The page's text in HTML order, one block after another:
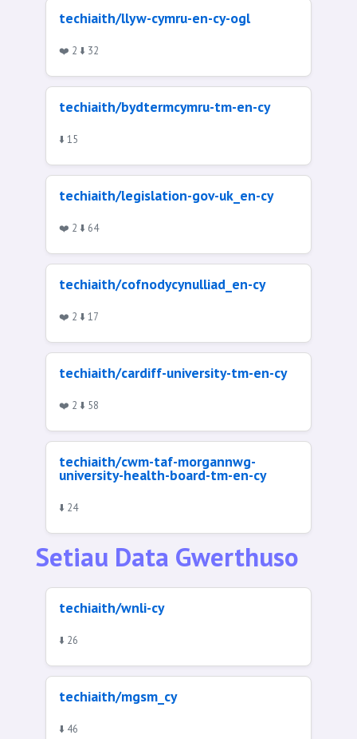
techiaith/llyw-cymru-en-cy-ogl
❤️ 2 ⬇️ 32
techiaith/bydtermcymru-tm-en-cy
⬇️ 15
techiaith/legislation-gov-uk_en-cy
❤️ 2 ⬇️ 64
techiaith/cofnodycynulliad_en-cy
❤️ 2 ⬇️ 17
techiaith/cardiff-university-tm-en-cy
❤️ 2 ⬇️ 58
techiaith/cwm-taf-morgannwg-
university-health-board-tm-en-cy
⬇️ 24
Setiau Data Gwerthuso
techiaith/wnli-cy
⬇️ 26
techiaith/mgsm_cy
⬇️ 46